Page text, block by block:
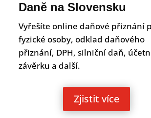
Daně na Slovensku
Vyřešíte online daňové přiznání
fyzické osoby, odklad daňového
přiznání, DPH, silniční daň,
závěrku a další.
Zjistit více